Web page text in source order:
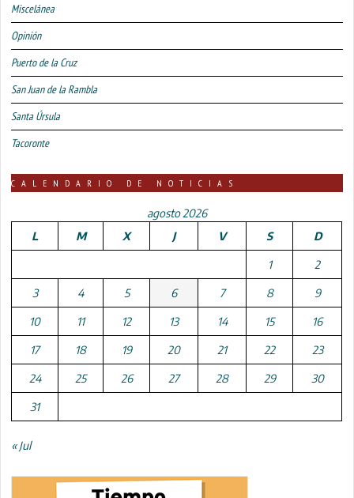
Miscelánea
Opinión
Puerto de la Cruz
San Juan de la Rambla
Santa Úrsula
Tacoronte
CALENDARIO DE NOTICIAS
agosto 2026
L
M X J V S D
1 2
3 4 5 6 7 8 9
10 11 12 13 14 15 16
17 18 19 20 21 22 23
24 25 26 27 28 29 30
31
« Jul